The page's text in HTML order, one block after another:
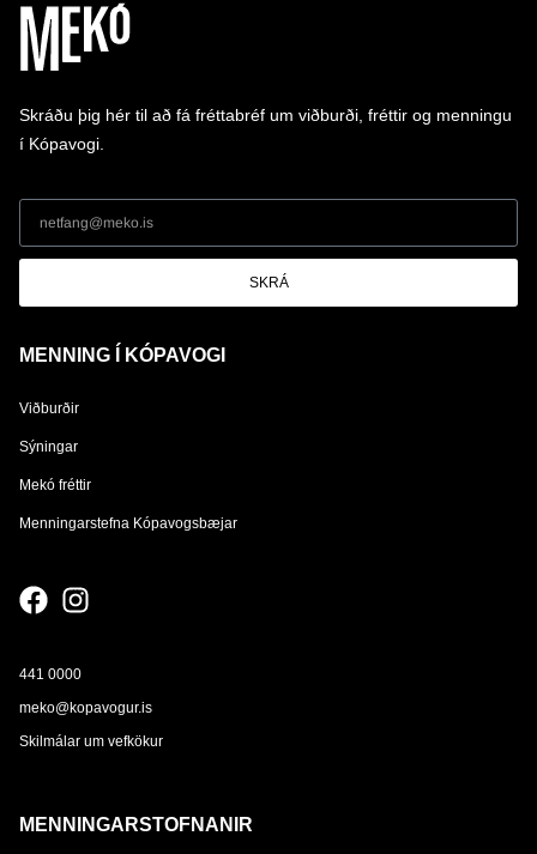
Skráðu þig hér til að fá fréttabréf um viðburði, fréttir og menningu
í Kópavogi.
SKRÁ
MENNING Í KÓPAVOGI
Viðburðir
Sýningar
Mekó fréttir
Menningarstefna Kópavogsbæjar
441 0000
meko@kopavogur.is
Skilmálar um vefkökur
MENNINGARSTOFNANIR